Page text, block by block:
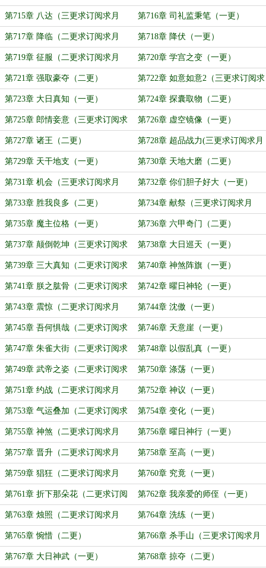
第715章 八达（三更求订阅求月
票）
第716章 司礼监秉笔（一更）
第717章 降临（二更求订阅求月
票）
第718章 降伏（一更）
第719章 征服（二更求订阅求月
票）
第720章 学宫之变（一更）
第721章 强取豪夺（二更） 第722章 如意如意2（三更求订阅求
月票）
第723章 大日真知（一更） 第724章 探囊取物（二更）
第725章 郎情妾意（三更求订阅求
月票）
第726章 虚空镜像（一更）
第727章 诸王（二更） 第728章 超品战力(三更求订阅求月
票)
第729章 天干地支（一更） 第730章 天地大磨（二更）
第731章 机会（三更求订阅求月
票）
第732章 你们胆子好大（一更）
第733章 胜我良多（二更） 第734章 献祭（三更求订阅求月
票）
第735章 魔主位格（一更） 第736章 六甲奇门（二更）
第737章 颠倒乾坤（三更求订阅求
月票）
第738章 大日巡天（一更）
第739章 三大真知（二更求订阅求
月票）
第740章 神煞阵旗（一更）
第741章 朕之肱骨（二更求订阅求
月票）
第742章 曜日神轮（一更）
第743章 震惊（二更求订阅求月
票）
第744章 沈傲（一更）
第745章 吾何惧哉（二更求订阅求
月票）
第746章 天意崖（一更）
第747章 朱雀大街（二更求订阅求
月票）
第748章 以假乱真（一更）
第749章 武帝之姿（二更求订阅求
月票）
第750章 涤荡（一更）
第751章 约战（二更求订阅求月
票）
第752章 神议（一更）
第753章 气运叠加（二更求订阅求
月票）
第754章 变化（一更）
第755章 神煞（二更求订阅求月
票）
第756章 曜日神行（一更）
第757章 晋升（二更求订阅求月
票）
第758章 至高（一更）
第759章 猖狂（二更求订阅求月
票）
第760章 究竟（一更）
第761章 折下那朵花（二更求订阅
求月票）
第762章 我亲爱的师侄（一更）
第763章 烛照（二更求订阅求月
票）
第764章 洗练（一更）
第765章 惋惜（二更） 第766章 杀手山（三更求订阅求月
票）
第767章 大日神武（一更） 第768章 掠夺（二更）